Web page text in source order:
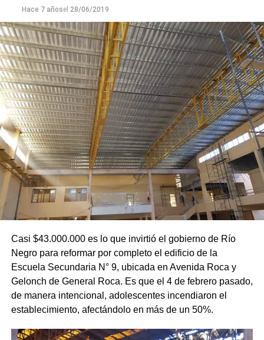
Hace 7 añosel 28/06/2019
Casi $43.000.000 es lo que invirtió el gobierno de Río
Negro para reformar por completo el edificio de la
Escuela Secundaria N° 9, ubicada en Avenida Roca y
Gelonch de General Roca. Es que el 4 de febrero pasado,
de manera intencional, adolescentes incendiaron el
establecimiento, afectándolo en más de un 50%.